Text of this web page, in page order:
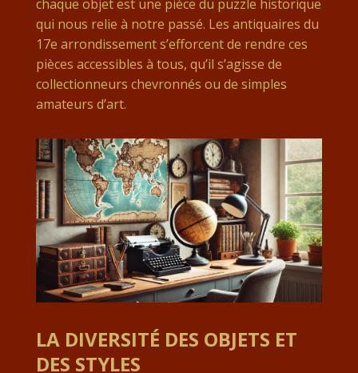
chaque objet est une pièce du puzzle historique
qui nous relie à notre passé. Les antiquaires du
17e arrondissement s’efforcent de rendre ces
pièces accessibles à tous, qu’il s’agisse de
collectionneurs chevronnés ou de simples
amateurs d’art.
LA DIVERSITÉ DES OBJETS ET
DES STYLES